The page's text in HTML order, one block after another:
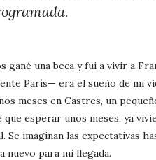
gané una beca y fui a vivir a
París— era el sueño de mi
meses en Castres, un
que esperar unos meses, ya
Se imaginan las expectativas
nuevo para mi llegada.